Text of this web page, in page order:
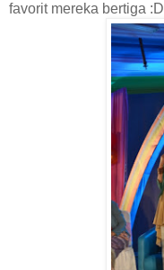
favorit mereka bertiga :D